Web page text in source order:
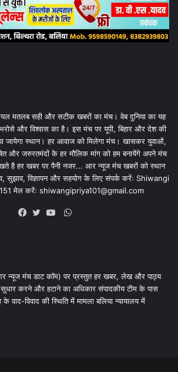
मतलब सही और सटीक खबरों का मंच। वेब दुनिया का यह
और विश्वास का है। इस मंच पर यूपी, बिहार और देश की
जायेगा स्थान। हर आवाज को मिलेगा मंच। खासकर युवाओं,
और जरुरतमंदों के हर मौलिक मांग को हम बनायेंगे अपने मंच
है हर खबर पर पैनी नजर... आर न्यूज मंच खबरों को स्थान
सुझाव, विज्ञापन और सहयोग के लिए संपर्क करेंः Shiwangi
मेल करेंः shiwangipriya101@gmail.com
WhatsApp
मंच डाट काॅम) पर प्रस्तुत हर खबर, लेख और पाठ्य
सुधार करने और हटाने का अधिकार संपादकीय टीम के पास
के वाद-विवाद की स्थिति में मामला बलिया न्यायालय में